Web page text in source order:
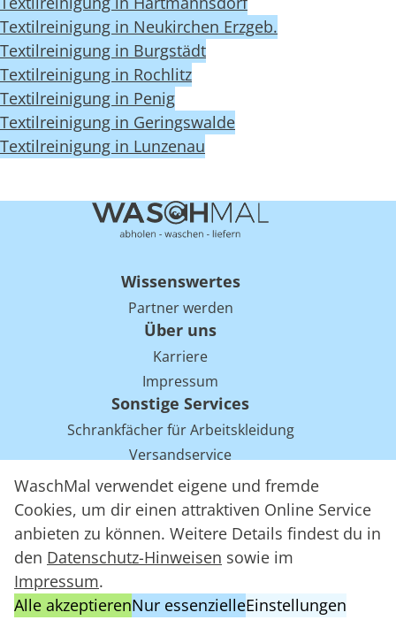
WaschMal verwendet eigene und fremde
Cookies, um dir einen attraktiven Online Service
anbieten zu können. Weitere Details findest du in
den Datenschutz-Hinweisen sowie im
Impressum.
Alle akzeptierenNur essenzielleEinstellungen
Textilreinigung in Neukirchen Erzgeb.
Textilreinigung in Burgstädt
Textilreinigung in Rochlitz
Textilreinigung in Penig
Textilreinigung in Geringswalde
Textilreinigung in Lunzenau
Wissenswertes
Partner werden
Über uns
Karriere
Impressum
Sonstige Services
Schrankfächer für Arbeitskleidung
Versandservice
Einsparpotentiale für Mietwäsche bei Arbeitskleidung
Arbeitskleidung Tracking mit RFID
WaschMal GmbH 2016 – 2026
Datenschutz